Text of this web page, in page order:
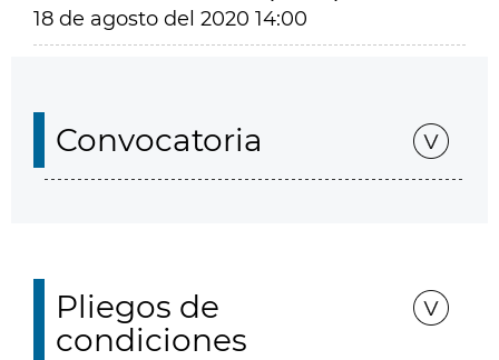
18 de agosto del 2020 14:00
Convocatoria
Pliegos de
condiciones